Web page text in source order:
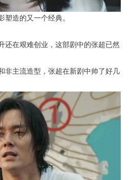
塑造的又一个经典。
还在艰难创业，这部剧中的张超已然
非主流造型，张超在新剧中帅了好几